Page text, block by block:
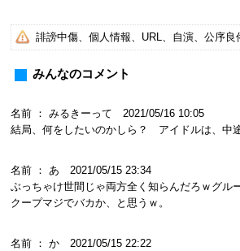
誹謗中傷、個人情報、URL、自演、公序
みんなのコメント
名前 ： みるきーって 2021/05/16 10:05
結局、何をしたいのかしら？ アイドルは、中
名前 ： あ 2021/05/15 23:34
ぶっちゃけ世間じゃ両方全く知らんだろｗグル
クープマジでバカか、と思うｗ。
名前 ： か 2021/05/15 22:22